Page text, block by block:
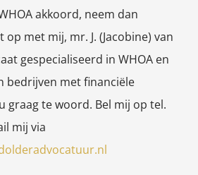
akkoord, neem dan
met mij, mr. J. (Jacobine) van
gespecialiseerd in WHOA en
bedrijven met financiële
graag te woord. Bel mij op tel.
mij via